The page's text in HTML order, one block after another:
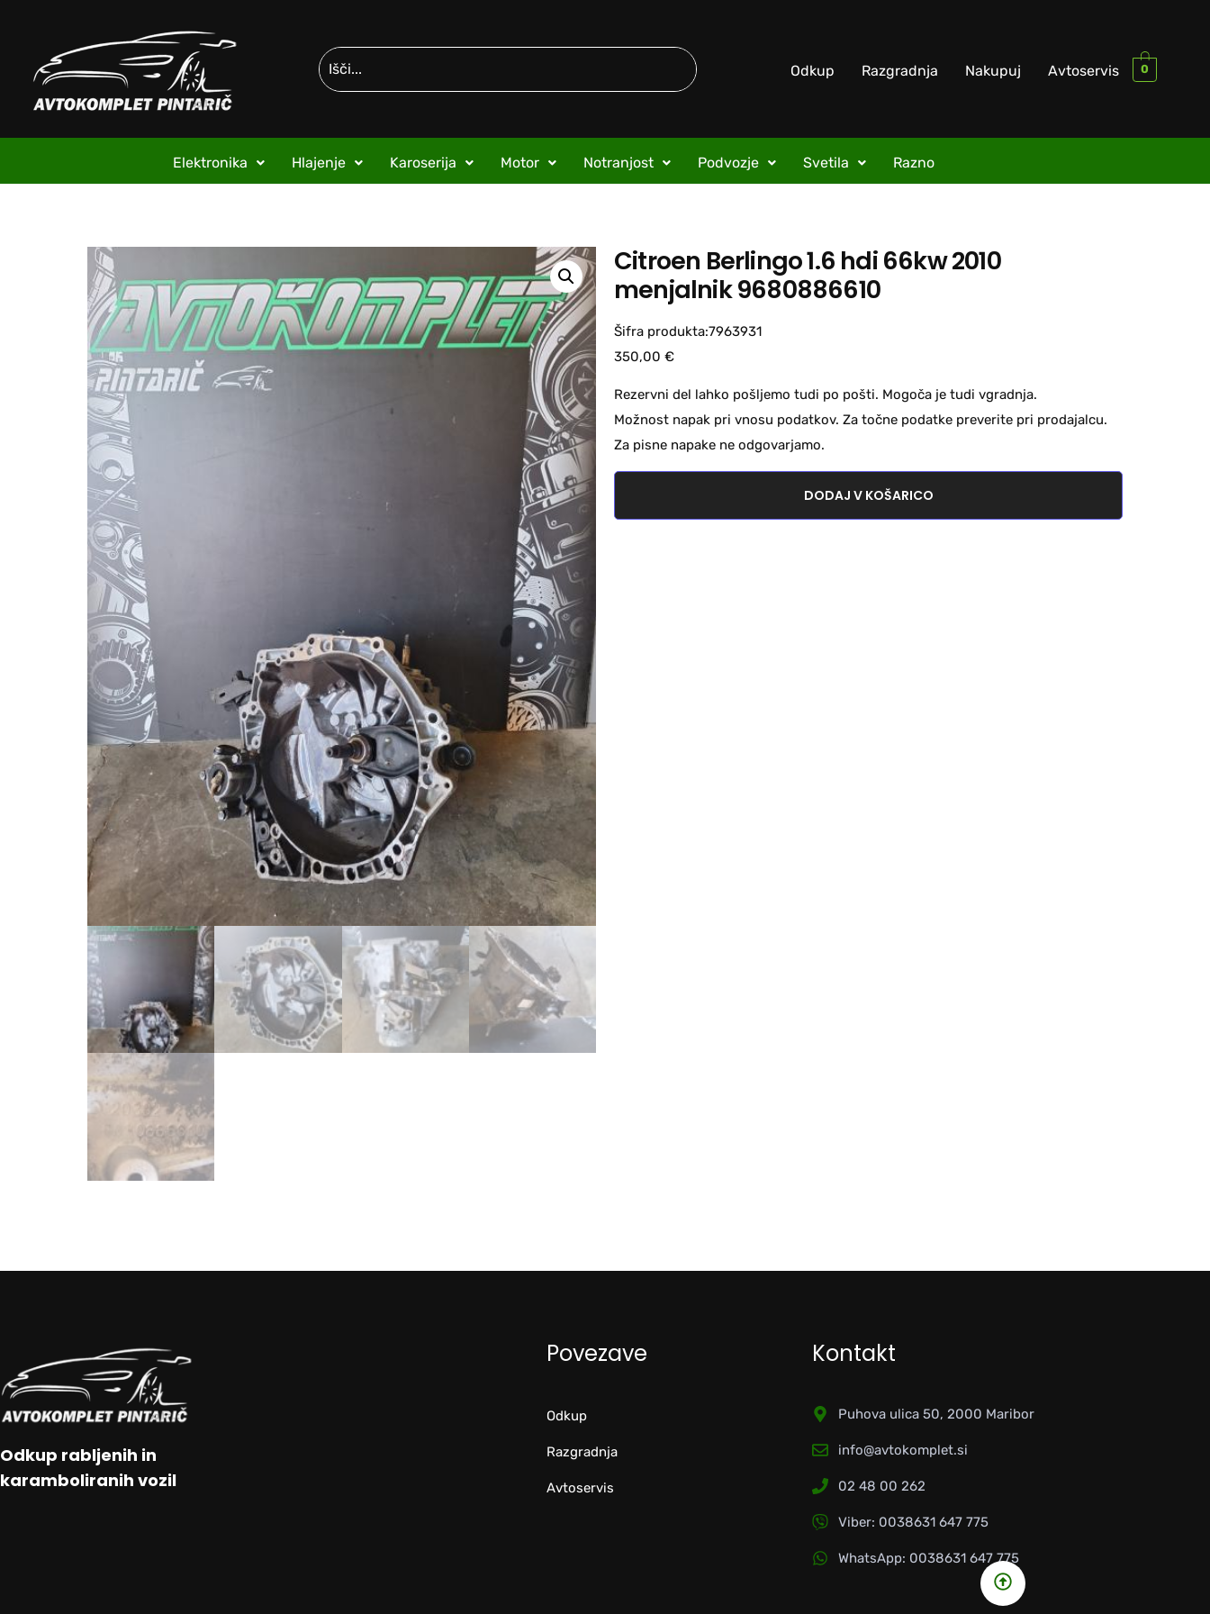
Odkup Razgradnja Nakupuj Avtoservis 0
Elektronika Hlajenje Karoserija Motor Notranjost Podvozje Svetila Razno
Citroen Berlingo 1.6 hdi 66kw 2010
menjalnik 9680886610
Šifra produkta:7963931
350,00 €
Rezervni del lahko pošljemo tudi po pošti. Mogoča je tudi vgradnja.
Možnost napak pri vnosu podatkov. Za točne podatke preverite pri prodajalcu.
Za pisne napake ne odgovarjamo.
DODAJ V KOŠARICO
Odkup rabljenih in
karamboliranih vozil
Povezave
Odkup
Razgradnja
Avtoservis
Kontakt
Puhova ulica 50, 2000 Maribor
info@avtokomplet.si
02 48 00 262
Viber: 0038631 647 775
WhatsApp: 0038631 647 775